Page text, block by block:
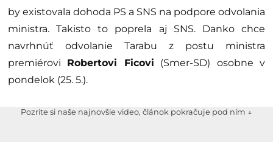
by existovala dohoda PS a SNS na podpore odvolania
ministra. Takisto to poprela aj SNS. Danko chce
navrhnúť odvolanie Tarabu z postu ministra
premiérovi Robertovi Ficovi (Smer-SD) osobne v
pondelok (25. 5.).
Pozrite si naše najnovšie video, článok pokračuje pod ním ↓